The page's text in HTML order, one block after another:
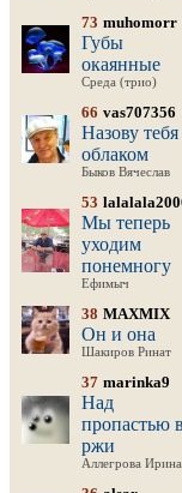
73 muhomorr
Губы
окаянные
Среда (трио)
66 vas707356
Назову тебя
облаком
Быков Вячеслав
53
Мы теперь
уходим
понемногу
Ефимыч
38 MAXMIX
Он и она
Шакиров Ринат
37 marinka9
Над
пропастью
ржи
Аллегрова Ирина